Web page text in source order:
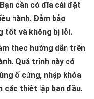
Bạn cần có đĩa cài đặt
hành. Đảm bảo
tốt và không bị lỗi.
theo hướng dẫn trên
Quá trình này có
ổ cứng, nhập khóa
các thiết lập ban đầu.